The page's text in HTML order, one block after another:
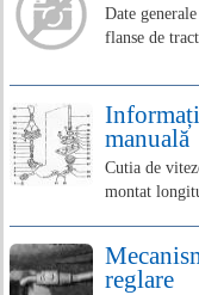
Date
flanse de
manuală
Cutia de
montat
reglare